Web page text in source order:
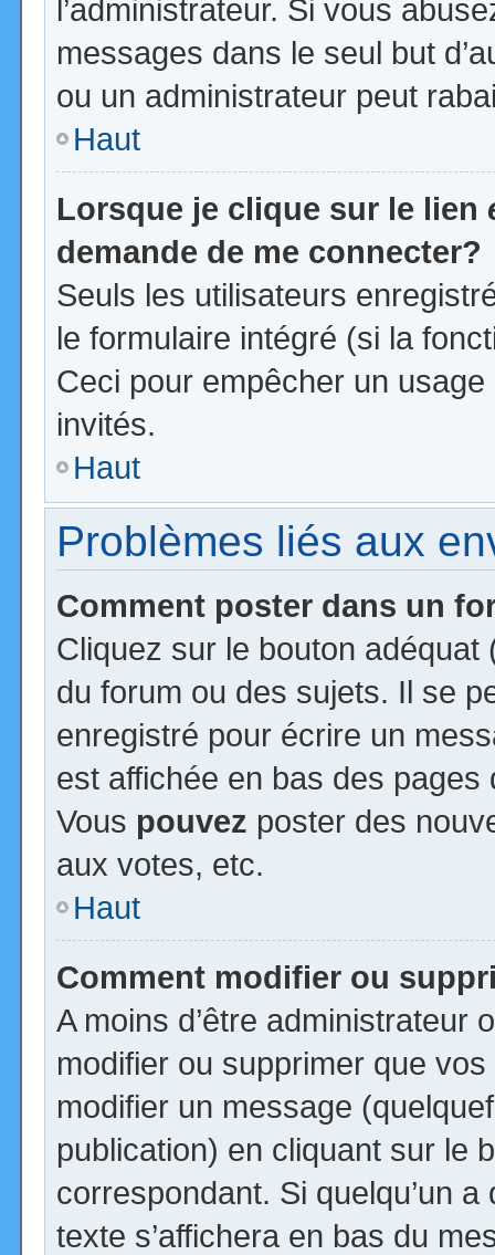
l’administrateur. Si vous
messages dans le seul but
ou un administrateur peut
Haut
Lorsque je clique sur le lien
demande de me connecter?
Seuls les utilisateurs
le formulaire intégré (si la
Ceci pour empêcher un
invités.
Haut
Problèmes liés aux
Comment poster dans un
Cliquez sur le bouton
du forum ou des sujets. Il se
enregistré pour écrire un
est affichée en bas des
Vous pouvez poster des
aux votes, etc.
Haut
Comment modifier ou
A moins d’être administrateur
modifier ou supprimer que
modifier un message
publication) en cliquant sur le
correspondant. Si quelqu’un
texte s’affichera en bas du